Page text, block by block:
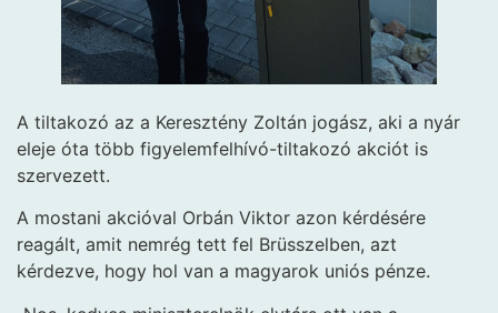
A tiltakozó az a Keresztény Zoltán jogász, aki a nyár
eleje óta több figyelemfelhívó-tiltakozó akciót is
szervezett.
A mostani akcióval Orbán Viktor azon kérdésére
reagált, amit nemrég tett fel Brüsszelben, azt
kérdezve, hogy hol van a magyarok uniós pénze.